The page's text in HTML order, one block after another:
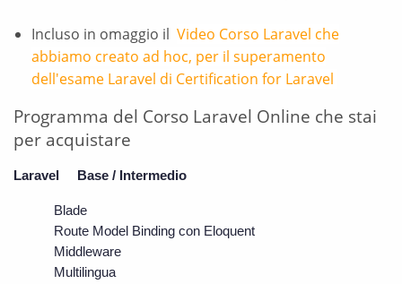
Incluso in omaggio il Video Corso Laravel che
abbiamo creato ad hoc, per il superamento
dell'esame Laravel di Certification for Laravel
Programma del Corso Laravel Online che stai
per acquistare
Laravel     Base / Intermedio
Blade
Route Model Binding con Eloquent
Middleware
Multilingua